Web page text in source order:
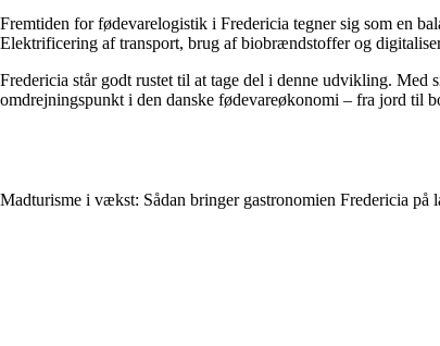
Fremtiden for fødevarelogistik i Fredericia tegner sig som en
Elektrificering af transport, brug af biobrændstoffer og
Fredericia står godt rustet til at tage del i denne udvikling.
omdrejningspunkt i den danske fødevareøkonomi – fra jord til
Madturisme i vækst: Sådan bringer gastronomien Fredericia på